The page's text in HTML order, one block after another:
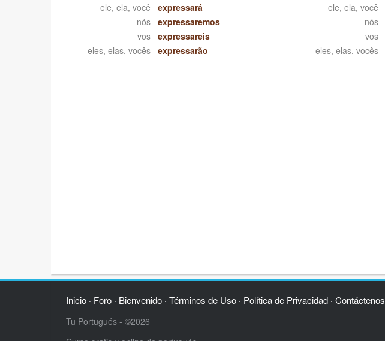
ele, ela, você
expressará
nós
expressaremos
vos
expressareis
eles, elas, vocês
expressarão
ele, ela, você
nós
vos
eles, elas, vocês
Inicio· Foro· Bienvenido· Términos de Uso· Política de Privacidad· Contáctenos
Tu Portugués - ©2026